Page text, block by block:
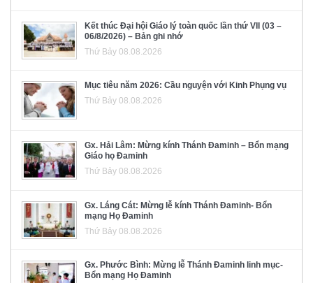
Kết thúc Đại hội Giáo lý toàn quốc lần thứ VII (03 –
06/8/2026) – Bản ghi nhớ
Thứ Bảy 08.08.2026
Mục tiêu năm 2026: Cầu nguyện với Kinh Phụng vụ
Thứ Bảy 08.08.2026
Gx. Hải Lâm: Mừng kính Thánh Đaminh – Bổn mạng
Giáo họ Đaminh
Thứ Bảy 08.08.2026
Gx. Láng Cát: Mừng lễ kính Thánh Đaminh- Bổn
mạng Họ Đaminh
Thứ Bảy 08.08.2026
Gx. Phước Bình: Mừng lễ Thánh Đaminh linh mục-
Bổn mạng Họ Đaminh